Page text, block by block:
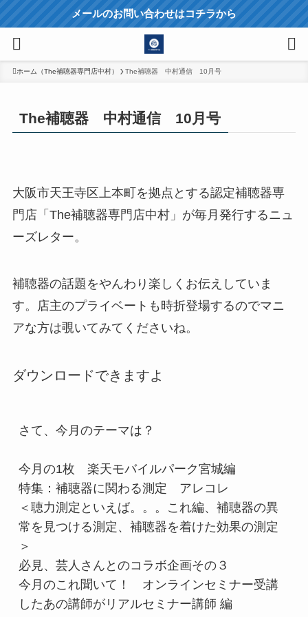
メールのお問い合わせはコチラから
ホーム（The補聴器専門店中村） The補聴器 中村通信 10月号
The補聴器 中村通信 10月号
大阪市天王寺区上本町を拠点とする認定補聴器専
門店「The補聴器専門店中村」が毎月発行するニュ
ーズレター。
補聴器の話題をやんわり楽しくお伝えしていま
す。店主のプライベートも時折登場するのでマニ
アな方は覗いてみてくださいね。
ダウンロードできますよ
さて、今月のテーマは？
今月の1枚　楽天モバイルパーク宮城編
特集：補聴器に関わる測定　アレコレ
＜聴力測定といえば。。。これ編、補聴器の異
常を見つける測定、補聴器を着けた効果の測定
＞
必見、芸人さんとのコラボ企画その３
今月のこれ聞いて！　オンラインセミナー受講
したあの講師がリアルセミナー講師 編